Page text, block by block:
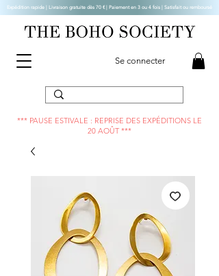
Se connecter
Expédition rapide | Livraison gratuite dès 70 € | Paiement en 3 ou 4 fois | Satisfait ou remboursé
*** PAUSE ESTIVALE : REPRISE DES EXPÉDITIONS LE
20 AOÛT ***